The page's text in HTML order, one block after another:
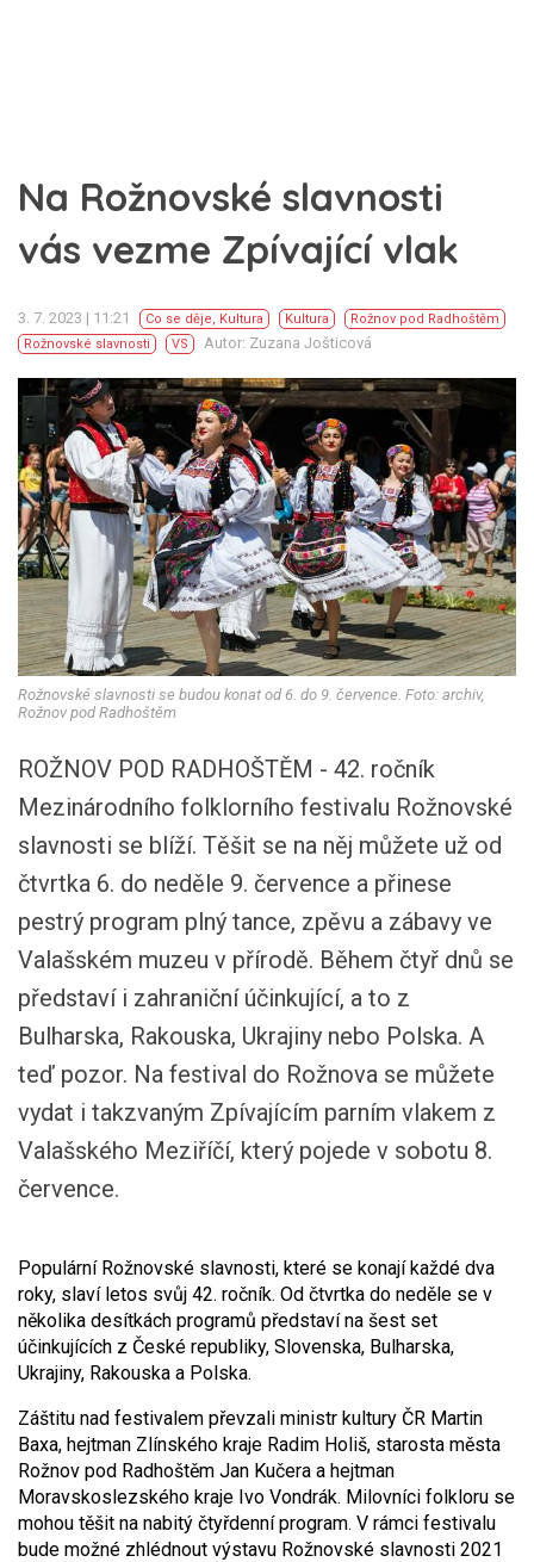
Na Rožnovské slavnosti
vás vezme Zpívající vlak
3. 7. 2023 | 11:21 Co se děje, Kultura Kultura
Rožnov pod Radhoštěm
Rožnovské slavnosti
VS Autor: Zuzana Jošticová
Rožnovské slavnosti se budou konat od 6. do 9. července. Foto: archiv,
Rožnov pod Radhoštěm
ROŽNOV POD RADHOŠTĚM - 42. ročník
Mezinárodního folklorního festivalu Rožnovské
slavnosti se blíží. Těšit se na něj můžete už od
čtvrtka 6. do neděle 9. července a přinese
pestrý program plný tance, zpěvu a zábavy ve
Valašském muzeu v přírodě. Během čtyř dnů se
představí i zahraniční účinkující, a to z
Bulharska, Rakouska, Ukrajiny nebo Polska. A
teď pozor. Na festival do Rožnova se můžete
vydat i takzvaným Zpívajícím parním vlakem z
Valašského Meziříčí, který pojede v sobotu 8.
července.
Populární Rožnovské slavnosti, které se konají každé dva
roky, slaví letos svůj 42. ročník. Od čtvrtka do neděle se v
několika desítkách programů představí na šest set
účinkujících z České republiky, Slovenska, Bulharska,
Ukrajiny, Rakouska a Polska.
Záštitu nad festivalem převzali ministr kultury ČR Martin
Baxa, hejtman Zlínského kraje Radim Holiš, starosta města
Rožnov pod Radhoštěm Jan Kučera a hejtman
Moravskoslezského kraje Ivo Vondrák. Milovníci folkloru se
mohou těšit na nabitý čtyřdenní program. V rámci festivalu
bude možné zhlédnout výstavu Rožnovské slavnosti 2021